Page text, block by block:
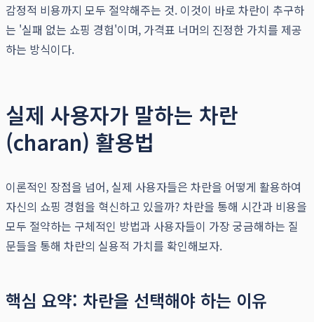
감정적 비용까지 모두 절약해주는 것. 이것이 바로 차란이 추구하
는 '실패 없는 쇼핑 경험'이며, 가격표 너머의 진정한 가치를 제공
하는 방식이다.
실제 사용자가 말하는 차란
(charan) 활용법
이론적인 장점을 넘어, 실제 사용자들은 차란을 어떻게 활용하여
자신의 쇼핑 경험을 혁신하고 있을까? 차란을 통해 시간과 비용을
모두 절약하는 구체적인 방법과 사용자들이 가장 궁금해하는 질
문들을 통해 차란의 실용적 가치를 확인해보자.
핵심 요약: 차란을 선택해야 하는 이유